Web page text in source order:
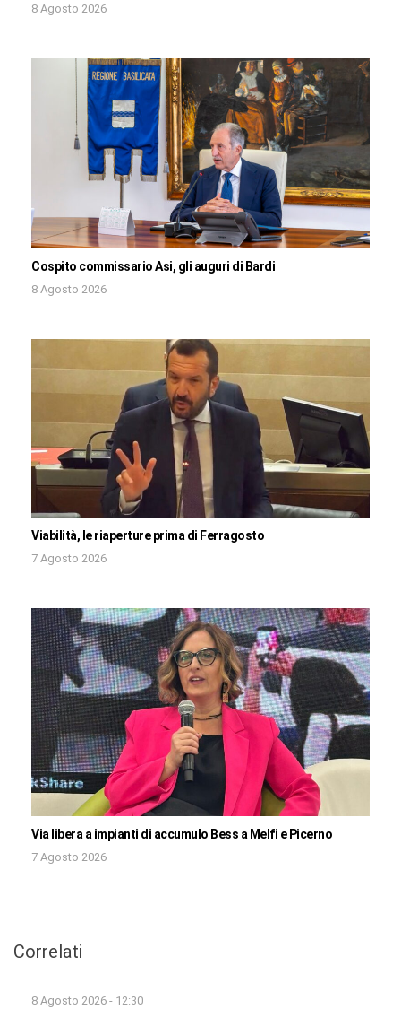
8 Agosto 2026
Cospito commissario Asi, gli auguri di Bardi
8 Agosto 2026
Viabilità, le riaperture prima di Ferragosto
7 Agosto 2026
Via libera a impianti di accumulo Bess a Melfi e Picerno
7 Agosto 2026
Correlati
8 Agosto 2026 - 12:30